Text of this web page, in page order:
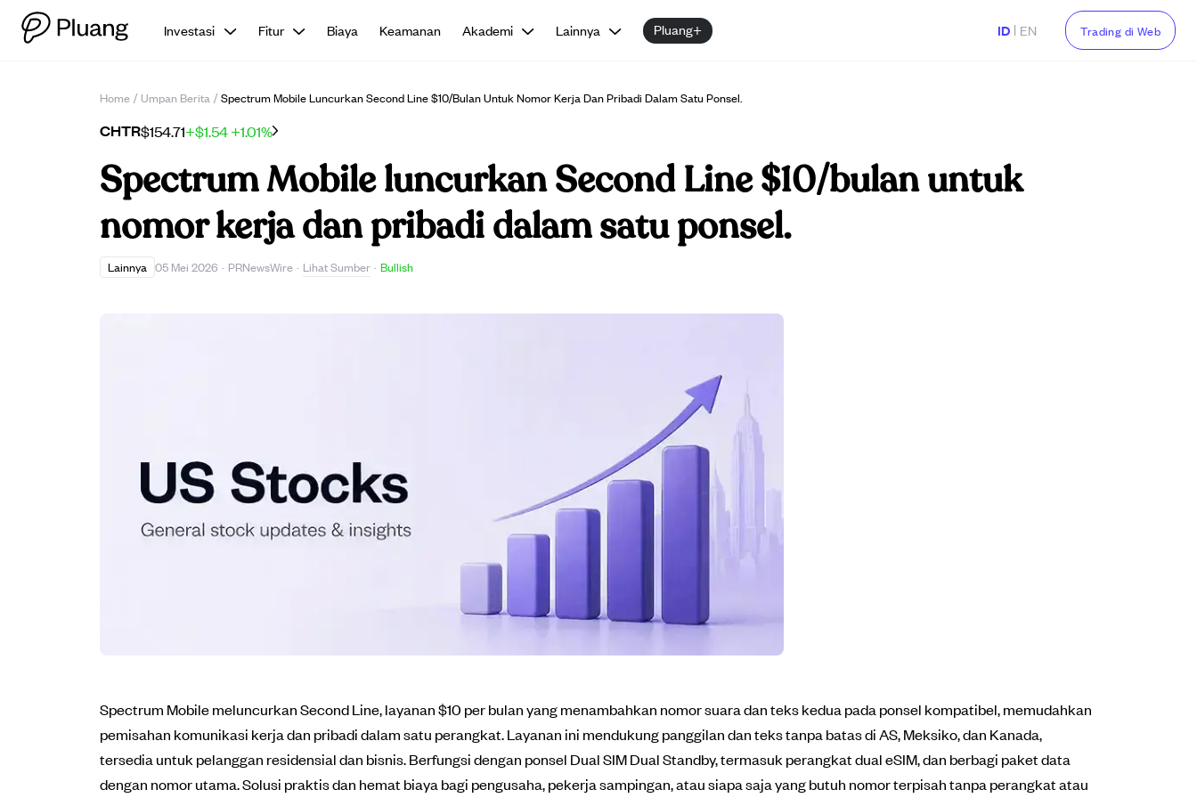
Investasi Fitur Biaya Keamanan Akademi Lainnya Pluang+ ID | EN Trading di Web
Home / Umpan Berita / Spectrum Mobile Luncurkan Second Line $10/bulan Untuk Nomor Kerja Dan Pribadi Dalam Satu Ponsel.
CHTR$154.71+$1.54+1.01%
Spectrum Mobile luncurkan Second Line $10/bulan untuk
nomor kerja dan pribadi dalam satu ponsel.
Lainnya 05 Mei 2026 · PRNewsWire · Lihat Sumber · Bullish
Spectrum Mobile meluncurkan Second Line, layanan $10 per bulan yang menambahkan nomor suara dan teks kedua pada ponsel kompatibel, memudahkan
pemisahan komunikasi kerja dan pribadi dalam satu perangkat. Layanan ini mendukung panggilan dan teks tanpa batas di AS, Meksiko, dan Kanada,
tersedia untuk pelanggan residensial dan bisnis. Berfungsi dengan ponsel Dual SIM Dual Standby, termasuk perangkat dual eSIM, dan berbagi paket data
dengan nomor utama. Solusi praktis dan hemat biaya bagi pengusaha, pekerja sampingan, atau siapa saja yang butuh nomor terpisah tanpa perangkat atau